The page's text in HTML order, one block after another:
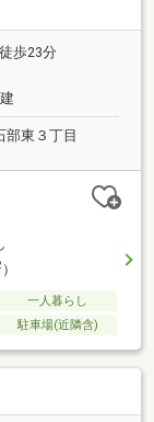
歩23分
部東３丁目
）
一人暮らし
駐車場(近隣含)